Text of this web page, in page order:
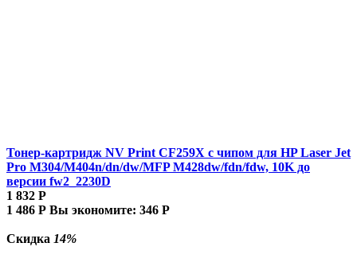
Тонер-картридж NV Print CF259X с чипом для HP Laser Jet
Pro M304/M404n/dn/dw/MFP M428dw/fdn/fdw, 10K до
версии fw2_2230D
1 832 Р
1 486 Р Вы экономите: 346 Р
Скидка 14%